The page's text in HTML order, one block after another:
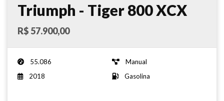
Triumph - Tiger 800 XCX
ABS - 2018
R$ 57.900,00
55.086
Manual
2018
Gasolina